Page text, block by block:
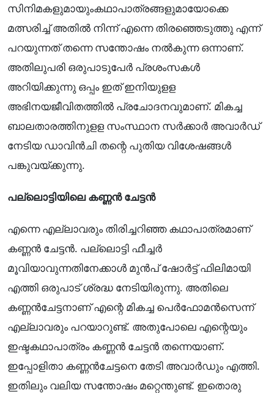
സിനിമകളുമായുംകഥാപാത്രങ്ങളുമായോക്കെ
മത്സരിച്ച് അതിൽ നിന്ന് എന്നെ തിരഞ്ഞെടുത്തു എന്ന്
പറയുന്നത് തന്നെ സന്തോഷം നൽകുന്ന ഒന്നാണ്.
അതിലുപരി ഒരുപാടുപേർ പ്രശംസകൾ
അറിയിക്കുന്നു ഒപ്പം ഇത് ഇനിയുളള
അഭിനയജീവിതത്തിൽ പ്രചോദനവുമാണ്. മികച്ച
ബാലതാരത്തിനുളള സംസ്ഥാന സർക്കാർ അവാർഡ്
നേടിയ ഡാവിൻചി തന്റെ പുതിയ വിശേഷങ്ങൾ
പങ്കുവയ്ക്കുന്നു.
പല്ലൊട്ടിയിലെ കണ്ണൻ ചേട്ടൻ
എന്നെ എല്ലാവരും തിരിച്ചറിഞ്ഞ കഥാപാത്രമാണ്
കണ്ണൻ ചേട്ടൻ. പല്ലൊട്ടി ഫീച്ചർ
മൂവിയാവുന്നതിനേക്കാൾ മുൻപ് ഷോർട്ട് ഫിലിമായി
എത്തി ഒരുപാട് ശ്രദ്ധ നേടിയിരുന്നു. അതിലെ
കണ്ണൻചേട്ടനാണ് എന്റെ മികച്ച പെർഫോമൻസെന്ന്
എല്ലാവരും പറയാറുണ്ട്. അതുപോലെ എന്റെയും
ഇഷ്ടകഥാപാത്രം കണ്ണൻ ചേട്ടൻ തന്നെയാണ്.
ഇപ്പോളിതാ കണ്ണൻചേട്ടനെ തേടി അവാർഡും എത്തി.
ഇതിലും വലിയ സന്തോഷം മറ്റെന്തുണ്ട്. ഇതൊരു